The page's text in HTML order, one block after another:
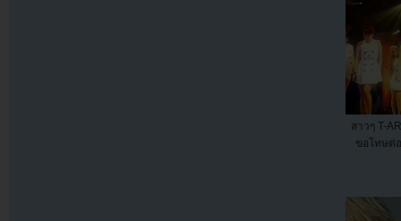
สาวๆ T-
ขอโทษต่